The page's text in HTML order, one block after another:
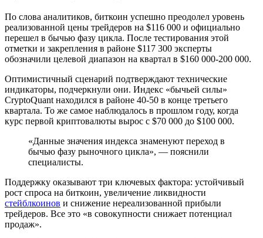
По слова аналитиков, биткоин успешно преодолел уровень
реализованной цены трейдеров на $116 000 и официально
перешел в бычью фазу цикла. После тестирования этой
отметки и закрепления в районе $117 300 эксперты
обозначили целевой диапазон на квартал в $160 000-200 000.
Оптимистичный сценарий подтверждают технические
индикаторы, подчеркнули они. Индекс «бычьей силы»
CryptoQuant находился в районе 40-50 в конце третьего
квартала. То же самое наблюдалось в прошлом году, когда
курс первой криптовалюты вырос с $70 000 до $100 000.
«Данные значения индекса знаменуют переход в
бычью фазу рыночного цикла», — пояснили
специалисты.
Поддержку оказывают три ключевых фактора: устойчивый
рост спроса на биткоин, увеличение ликвидности
стейблкоинов и снижение нереализованной прибыли
трейдеров. Все это «в совокупности снижает потенциал
продаж».